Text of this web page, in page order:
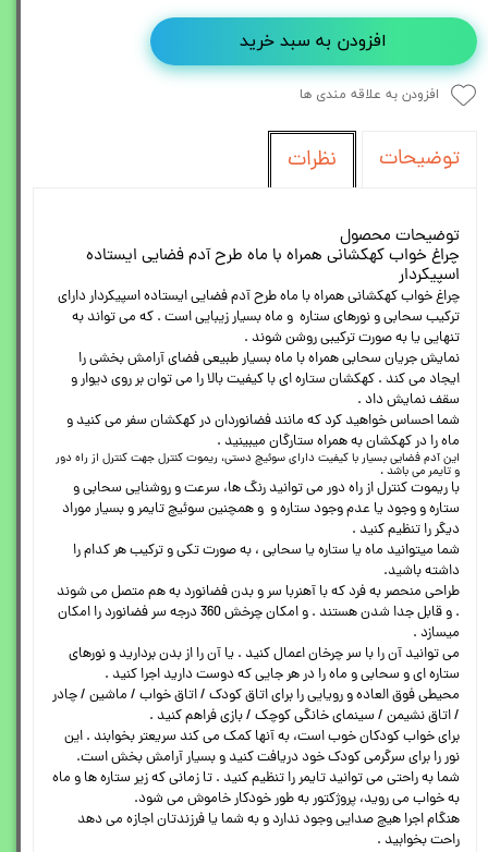
افزودن به سبد خرید
افزودن به علاقه مندی ها
توضیحات نظرات
توضیحات محصول
چراغ خواب کهکشانی همراه با ماه طرح آدم فضایی ایستاده
اسپیکردار
چراغ خواب کهکشانی همراه با ماه طرح آدم فضایی ایستاده اسپیکردار دارای
ترکیب سحابی و نورهای ستاره و ماه بسیار زیبایی است . که می تواند به
تنهایی یا به صورت ترکیبی روشن شوند .
نمایش جریان سحابی همراه با ماه بسیار طبیعی فضای آرامش بخشی را
ایجاد می کند . کهکشان ستاره ای با کیفیت بالا را می توان بر روی دیوار و
سقف نمایش داد .
شما احساس خواهید کرد که مانند فضانوردان در کهکشان سفر می کنید و
ماه را در کهکشان به همراه ستارگان میبینید .
این آدم فضایی بسیار با کیفیت دارای سوئیچ دستی، ریموت کنترل جهت کنترل از راه دور
و تایمر می باشد .
با ریموت کنترل از راه دور می توانید رنگ ها، سرعت و روشنایی سحابی و
ستاره و وجود یا عدم وجود ستاره و و همچنین سوئیچ تایمر و بسیار موراد
دیگر را تنظیم کنید .
شما میتوانید ماه یا ستاره یا سحابی ، به صورت تکی و ترکیب هر کدام را
داشته باشید.
طراحی منحصر به فرد که با آهنربا سر و بدن فضانورد به هم متصل می شوند
. و قابل جدا شدن هستند . و امکان چرخش 360 درجه سر فضانورد را امکان
میسازد .
می توانید آن را با سر چرخان اعمال کنید . یا آن را از بدن بردارید و نورهای
ستاره ای و سحابی و ماه را در هر جایی که دوست دارید اجرا کنید .
محیطی فوق العاده و رویایی را برای اتاق کودک / اتاق خواب / ماشین / چادر
/ اتاق نشیمن / سینمای خانگی کوچک / بازی فراهم کنید .
برای خواب کودکان خوب است، به آنها کمک می کند سریعتر بخوابند . این
نور را برای سرگرمی کودک خود دریافت کنید و بسیار آرامش بخش است.
شما به راحتی می توانید تایمر را تنظیم کنید . تا زمانی که زیر ستاره ها و ماه
به خواب می روید، پروژکتور به طور خودکار خاموش می شود.
هنگام اجرا هیچ صدایی وجود ندارد و به شما یا فرزندتان اجازه می دهد
راحت بخوابید .